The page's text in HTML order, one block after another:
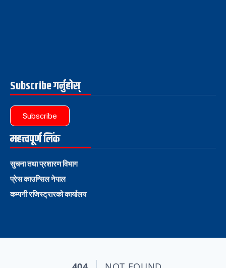
Subscribe गर्नुहोस्
Subscribe
महत्त्वपूर्ण लिंक
सुचना तथा प्रशारण विभाग
प्रेस काउन्सिल नेपाल
कम्पनी रजिस्ट्रारको कार्यालय